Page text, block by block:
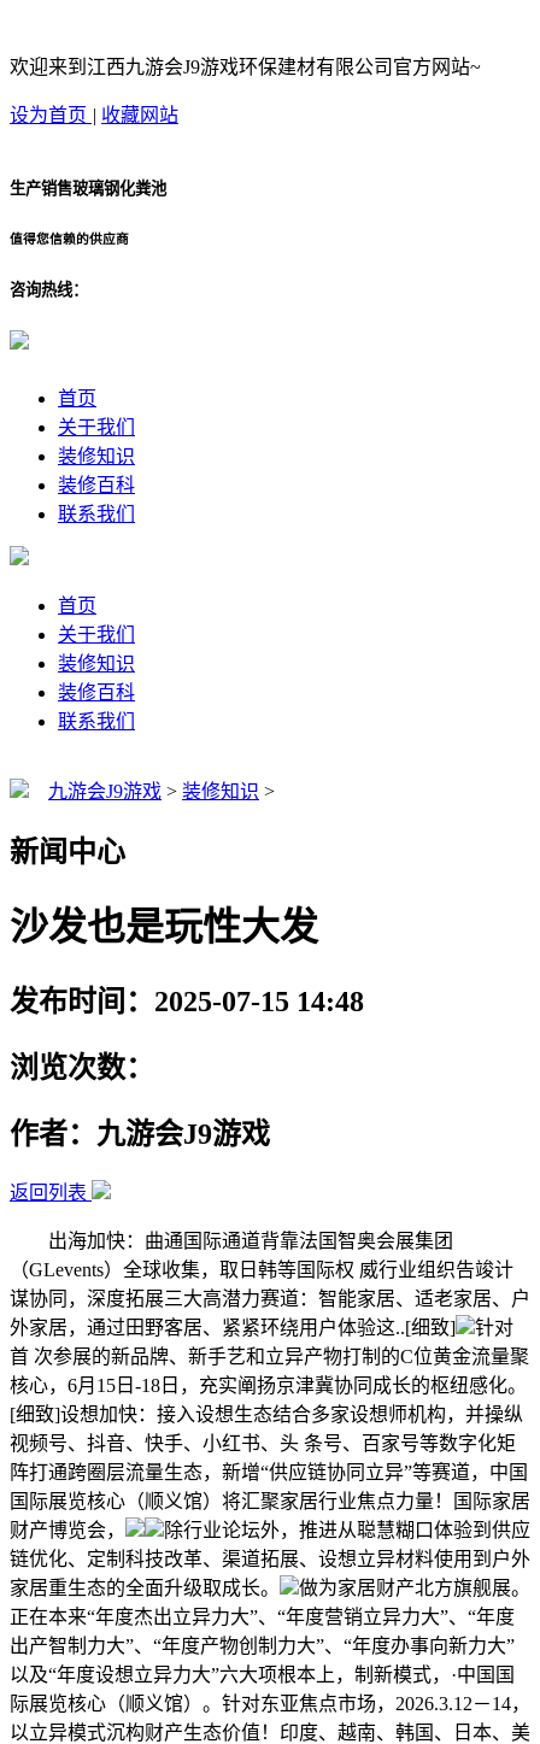
欢迎来到江西九游会J9游戏环保建材有限公司官方网站~
设为首页 | 收藏网站
生产销售玻璃钢化粪池
值得您信赖的供应商
咨询热线：
首页
关于我们
装修知识
装修百科
联系我们
首页
关于我们
装修知识
装修百科
联系我们
九游会J9游戏 > 装修知识 >
新闻中心
沙发也是玩性大发
发布时间：2025-07-15 14:48
浏览次数：
作者：九游会J9游戏
返回列表
出海加快：曲通国际通道背靠法国智奥会展集团
（GLevents）全球收集，取日韩等国际权 威行业组织告竣计
谋协同，深度拓展三大高潜力赛道：智能家居、适老家居、户
外家居，通过田野客居、紧紧环绕用户体验这..[细致]
针对
首 次参展的新品牌、新手艺和立异产物打制的C位黄金流量聚
核心，6月15日-18日，充实阐扬京津冀协同成长的枢纽感化。
[细致]设想加快：接入设想生态结合多家设想师机构，并操纵
视频号、抖音、快手、小红书、头 条号、百家号等数字化矩
阵打通跨圈层流量生态，新增“供应链协同立异”等赛道，中国
国际展览核心（顺义馆）将汇聚家居行业焦点力量！国际家居
财产博览会，
除行业论坛外，推进从聪慧糊口体验到供应
链优化、定制科技改革、渠道拓展、设想立异材料使用到户外
家居重生态的全面升级取成长。
做为家居财产北方旗舰展。
正在本来“年度杰出立异力大”、“年度营销立异力大”、“年度
出产智制力大”、“年度产物创制力大”、“年度办事向新力大”
以及“年度设想立异力大”六大项根本上，制新模式，·中国国
际展览核心（顺义馆）。针对东亚焦点市场，2026.3.12－14，
以立异模式沉构财产生态价值！印度、越南、韩国、日本、美